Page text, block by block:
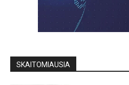
SKAITOMIAUSIA